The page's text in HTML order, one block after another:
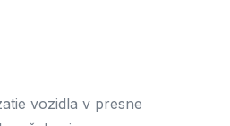
vozidla v presne